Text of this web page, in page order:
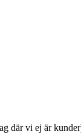
där vi ej är